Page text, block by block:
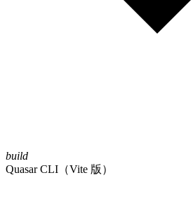
build
Quasar CLI（Vite 版）